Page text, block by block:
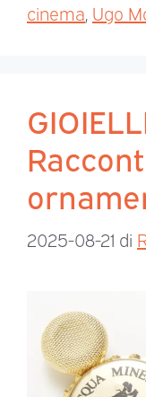
cinema, Ugo
2025-08-21 di